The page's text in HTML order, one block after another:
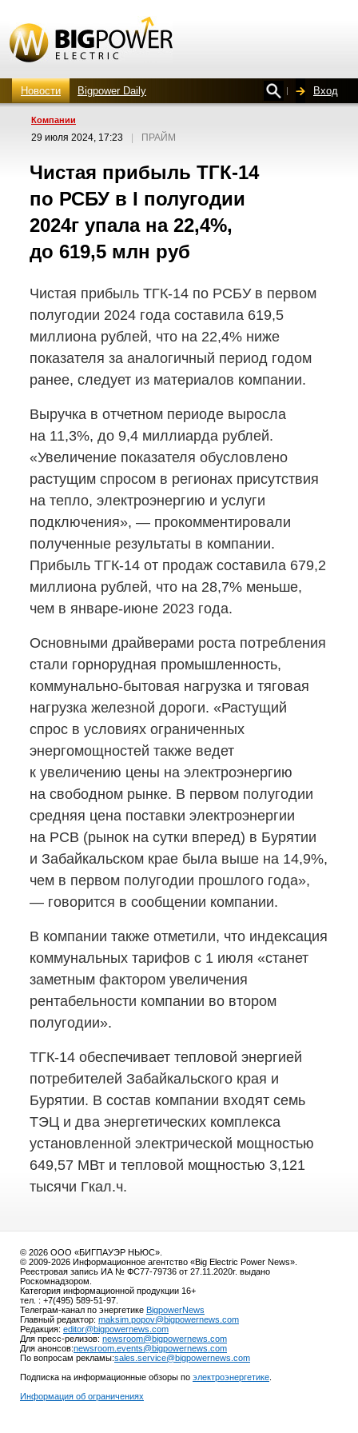
Новости Bigpower Daily Вход
Компании
29 июля 2024, 17:23 ПРАЙМ
Чистая прибыль ТГК-14
по РСБУ в I полугодии
2024г упала на 22,4%,
до 619,5 млн руб
Чистая прибыль ТГК-14 по РСБУ в первом
полугодии 2024 года составила 619,5
миллиона рублей, что на 22,4% ниже
показателя за аналогичный период годом
ранее, следует из материалов компании.
Выручка в отчетном периоде выросла
на 11,3%, до 9,4 миллиарда рублей.
«Увеличение показателя обусловлено
растущим спросом в регионах присутствия
на тепло, электроэнергию и услуги
подключения», — прокомментировали
полученные результаты в компании.
Прибыль ТГК-14 от продаж составила 679,2
миллиона рублей, что на 28,7% меньше,
чем в январе-июне 2023 года.
Основными драйверами роста потребления
стали горнорудная промышленность,
коммунально-бытовая нагрузка и тяговая
нагрузка железной дороги. «Растущий
спрос в условиях ограниченных
энергомощностей также ведет
к увеличению цены на электроэнергию
на свободном рынке. В первом полугодии
средняя цена поставки электроэнергии
на РСВ (рынок на сутки вперед) в Бурятии
и Забайкальском крае была выше на 14,9%,
чем в первом полугодии прошлого года»,
— говорится в сообщении компании.
В компании также отметили, что индексация
коммунальных тарифов с 1 июля «станет
заметным фактором увеличения
рентабельности компании во втором
полугодии».
ТГК-14 обеспечивает тепловой энергией
потребителей Забайкальского края и
Бурятии. В состав компании входят семь
ТЭЦ и два энергетических комплекса
установленной электрической мощностью
649,57 МВт и тепловой мощностью 3,121
тысячи Гкал.ч.
© 2026 ООО «БИГПАУЭР НЬЮС».
© 2009-2026 Информационное агентство «Big Electric Power News».
Реестровая запись ИА № ФС77-79736 от 27.11.2020г. выдано
Роскомнадзором.
Категория информационной продукции 16+
тел. : +7(495) 589-51-97.
Телеграм-канал по энергетике BigpowerNews
Главный редактор: maksim.popov@bigpowernews.com
Редакция: editor@bigpowernews.com
Для пресс-релизов: newsroom@bigpowernews.com
Для анонсов:newsroom.events@bigpowernews.com
По вопросам рекламы:sales.service@bigpowernews.com
Подписка на информационные обзоры по электроэнергетике
Информация об ограничениях